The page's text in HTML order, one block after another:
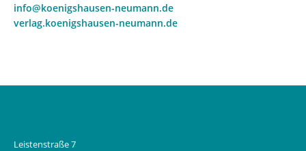
info@koenigshausen-neumann.de
verlag.koenigshausen-neumann.de
Leistenstraße 7